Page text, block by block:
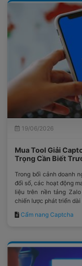
19/06/2026
Mua Tool Giải
Trọng Cần Biết
Trong bối cảnh doanh
đổi số, các hoạt động
liệu trên nền tảng
chiến lược phát triển dài
Cẩm nang Captcha